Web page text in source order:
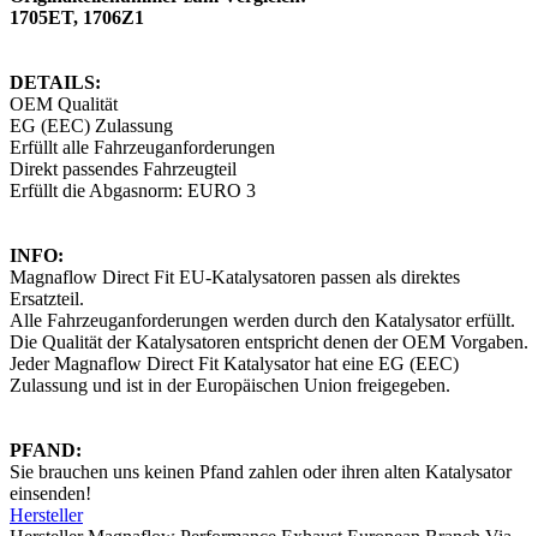
1705ET, 1706Z1
DETAILS:
OEM Qualität
EG (EEC) Zulassung
Erfüllt alle Fahrzeuganforderungen
Direkt passendes Fahrzeugteil
Erfüllt die Abgasnorm: EURO 3
INFO:
Magnaflow Direct Fit EU-Katalysatoren passen als direktes
Ersatzteil.
Alle Fahrzeuganforderungen werden durch den Katalysator erfüllt.
Die Qualität der Katalysatoren entspricht denen der OEM Vorgaben.
Jeder Magnaflow Direct Fit Katalysator hat eine EG (EEC)
Zulassung und ist in der Europäischen Union freigegeben.
PFAND:
Sie brauchen uns keinen Pfand zahlen oder ihren alten Katalysator
einsenden!
Hersteller